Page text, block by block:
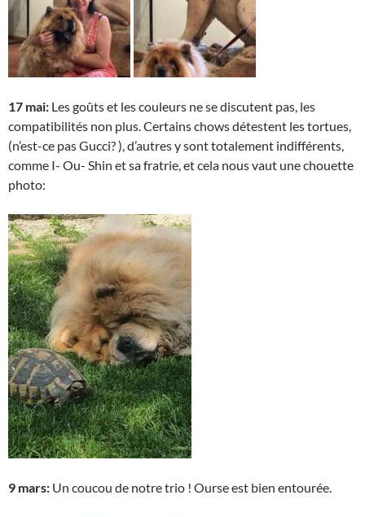
17 mai: Les goûts et les couleurs ne se discutent pas, les
compatibilités non plus. Certains chows détestent les tortues,
(n’est-ce pas Gucci? ), d’autres y sont totalement indifférents,
comme I- Ou- Shin et sa fratrie, et cela nous vaut une chouette
photo:
9 mars: Un coucou de notre trio ! Ourse est bien entourée.